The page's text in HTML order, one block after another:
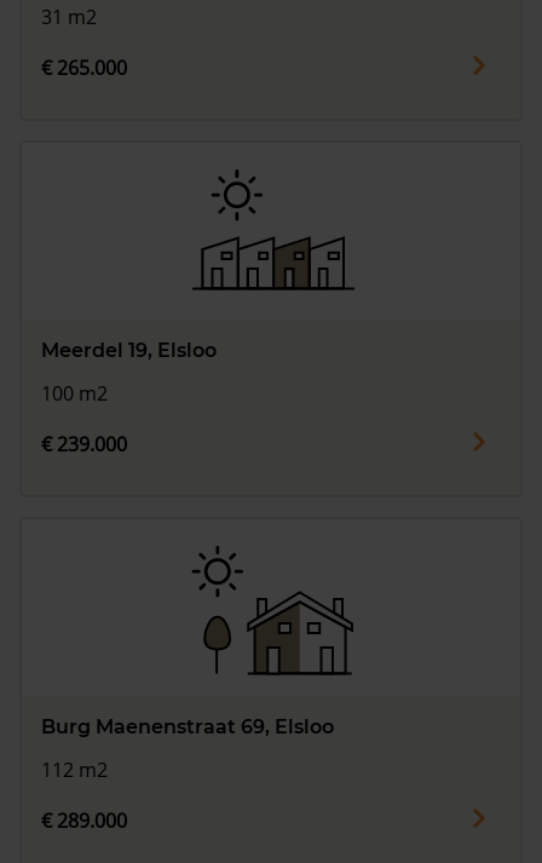
31 m2
€ 265.000
Meerdel 19, Elsloo
100 m2
€ 239.000
Burg Maenenstraat 69, Elsloo
112 m2
€ 289.000